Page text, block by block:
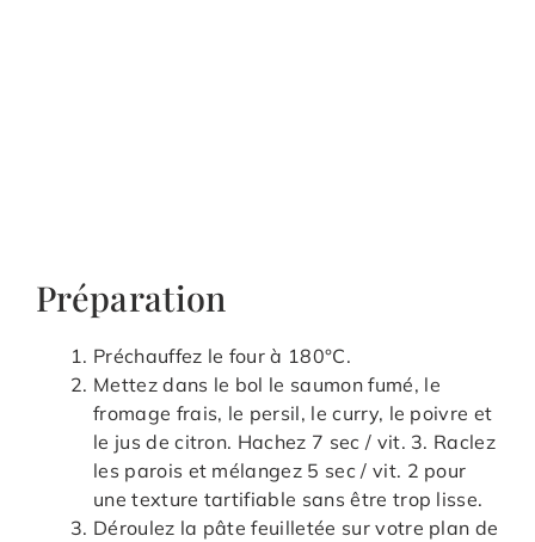
Préparation
Préchauffez le four à 180°C.
Mettez dans le bol le saumon fumé, le
fromage frais, le persil, le curry, le poivre et
le jus de citron. Hachez 7 sec / vit. 3. Raclez
les parois et mélangez 5 sec / vit. 2 pour
une texture tartifiable sans être trop lisse.
Déroulez la pâte feuilletée sur votre plan de